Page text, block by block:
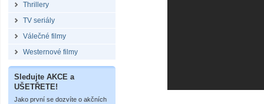
Thrillery
TV seriály
Válečné filmy
Westernové filmy
Sledujte AKCE a
UŠETŘETE!
Jako první se dozvíte o akčních